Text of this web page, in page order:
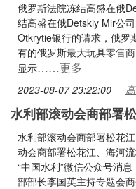
俄罗斯法院冻结高盛在俄
结高盛在俄Detskiy Mir公
Otkrytie银行的请求，俄罗
有的俄罗斯最大玩具零售
显示……更多
2023-08-07 23:22:00
水利部滚动会商部署
水利部滚动会商部署松花
动会商部署松花江、海河
“中国水利”微信公众号消
部部长李国英主持专题会